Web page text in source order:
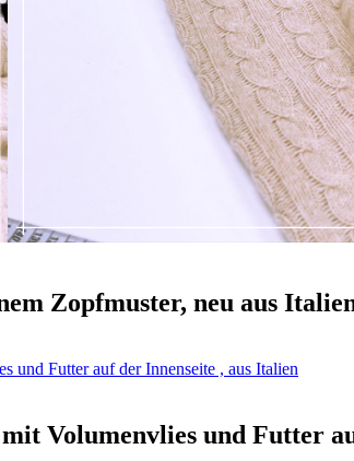
Zopfmuster, neu aus
Volumenvlies und Futter